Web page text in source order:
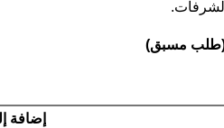
(طلب مسبق)
إضافة